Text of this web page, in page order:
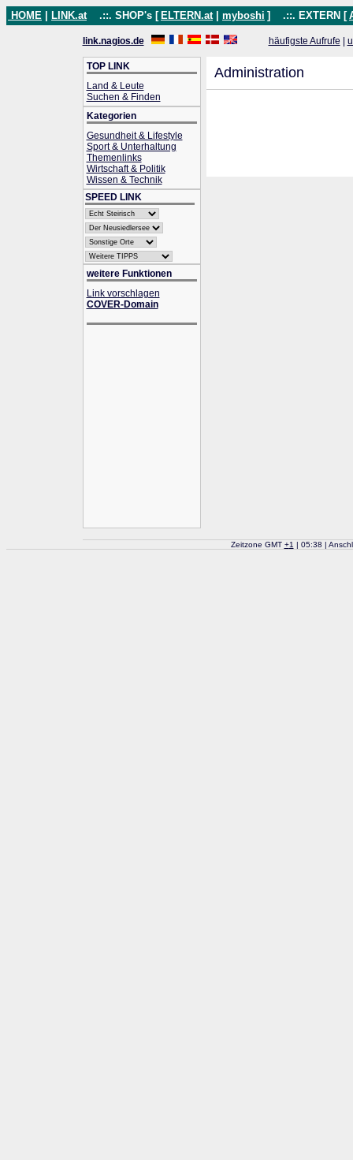
HOME LINK.at .::. SHOP's [ ELTERN.at myboshi ] .::. EXTERN [
link.nagios.de häufigste Aufrufe
TOP LINK
Land & Leute
Suchen & Finden
Kategorien
Gesundheit & Lifestyle
Sport & Unterhaltung
Themenlinks
Wirtschaft & Politik
Wissen & Technik
SPEED LINK
weitere Funktionen
Link vorschlagen
COVER-Domain
Administration
Zeitzone GMT +1 | 05:38 |